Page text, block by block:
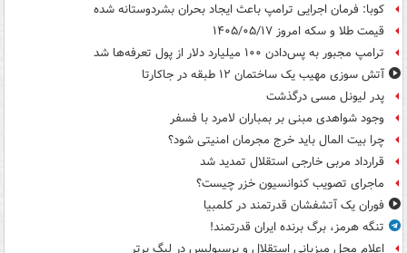
کوبا: فرمان اجرایی ترامپ باعث ایجاد بحران بشردوستانه شده
قیمت طلا و سکه امروز ۱۴۰۵/۰۵/۱۷
ترامپ مجبور به پس‌دادن ۱۰۰ میلیارد دلار از پول تعرفه‌ها شد
آتش سوزی مهیب یک ساختمان ۱۲ طبقه در جاکارتا
پدر لیونل مسی درگذشت
وجود شواهدی مبنی بر بمباران لامرد با فسفر
چرا بیت المال باید خرج مجرمان امنیتی شود؟
قرارداد مربی خارجی استقلال تمدید شد
ماجرای تصویب کنوانسیون خزر چیست؟
فوران یک آتشفشان قدرتمند در کلمبیا
تنگه هرمز، برگ برنده ایران قدرتمند!
اعلام محل میزبانی استقلال و پرسپولیس در لیگ برتر